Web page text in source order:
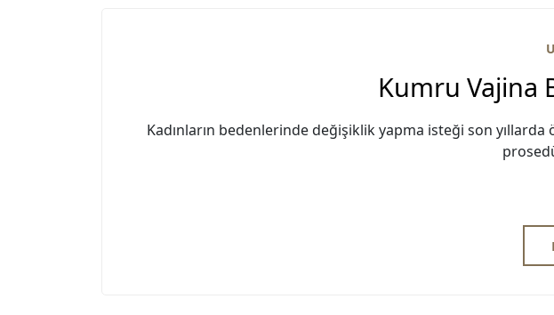
Kumru Vajina
Kadınların bedenlerinde değişiklik yapma isteği son